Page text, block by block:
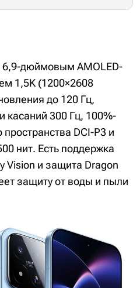
дюймовым AMOLED-
1,5K (1200×2608
до 120 Гц,
касаний 300 Гц, 100%-
DCI-P3 и
нит. Есть поддержка
Vision и защита Dragon
защиту от воды и пыли